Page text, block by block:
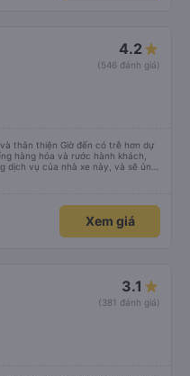
vận chuyển hàng hóa trong
dừng chân. Tôi khuyên bạn nên
4.2
(546 đánh giá)
thân thiện Giờ đến có trễ hơn dự
hàng hóa và rước hành khách,
dịch vụ của nhà xe này, và sẽ ủng
vụ của nhà xe này
Xem giá
3.1
(381 đánh giá)